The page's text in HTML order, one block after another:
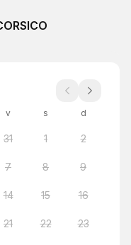
v s d
31 1 2
7 8 9
14 15 16
21 22 23